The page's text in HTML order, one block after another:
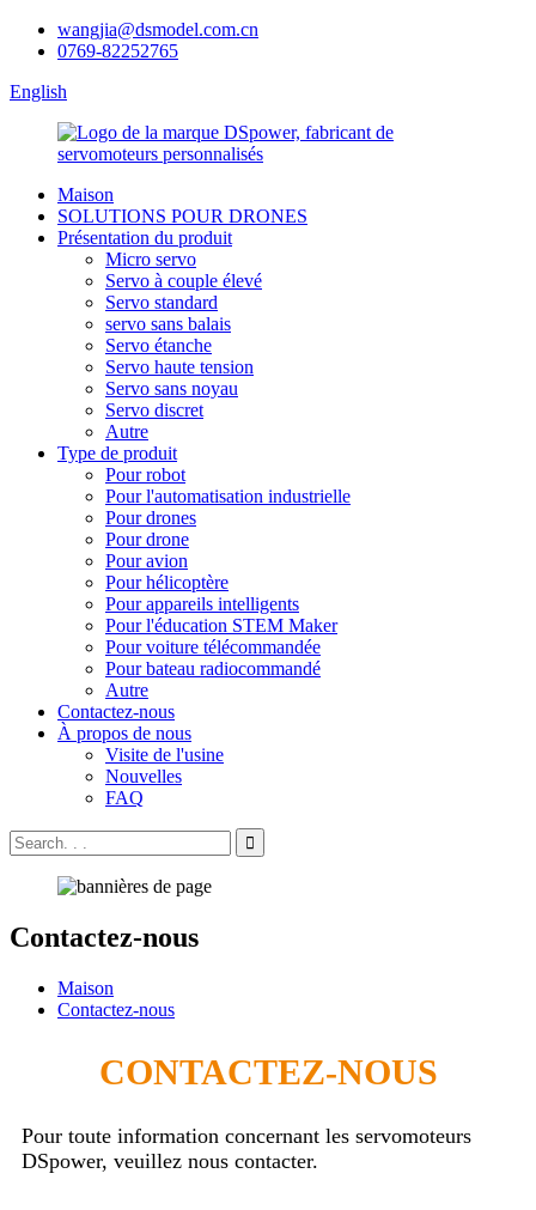
wangjia@dsmodel.com.cn
0769-82252765
English
Maison
SOLUTIONS POUR DRONES
Présentation du produit
Micro servo
Servo à couple élevé
Servo standard
servo sans balais
Servo étanche
Servo haute tension
Servo sans noyau
Servo discret
Autre
Type de produit
Pour robot
Pour l'automatisation industrielle
Pour drones
Pour drone
Pour avion
Pour hélicoptère
Pour appareils intelligents
Pour l'éducation STEM Maker
Pour voiture télécommandée
Pour bateau radiocommandé
Autre
Contactez-nous
À propos de nous
Visite de l'usine
Nouvelles
FAQ
Contactez-nous
Maison
Contactez-nous
CONTACTEZ-NOUS
Pour toute information concernant les servomoteurs
DSpower, veuillez nous contacter.